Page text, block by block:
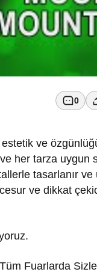
0
ve
her tarza uygun
tasarlanır ve
cesur ve dikkat
Fuarlarda